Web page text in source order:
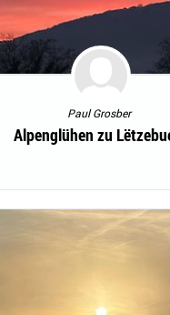
Paul Grosber
Alpenglühen zu